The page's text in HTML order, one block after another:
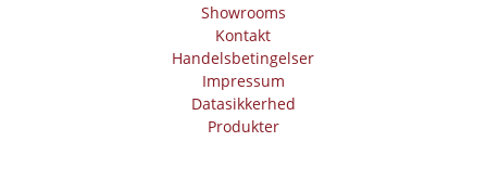
Showrooms
Kontakt
Handelsbetingelser
Impressum
Datasikkerhed
Produkter